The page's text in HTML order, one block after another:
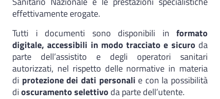
effettivamente erogate.
Tutti i documenti sono disponibili in formato
digitale, accessibili in modo tracciato e sicuro da
parte dell’assistito e degli operatori sanitari
autorizzati, nel rispetto delle normative in materia
di protezione dei dati personali e con la possibilità
dioscuramento selettivo da parte dell’utente.